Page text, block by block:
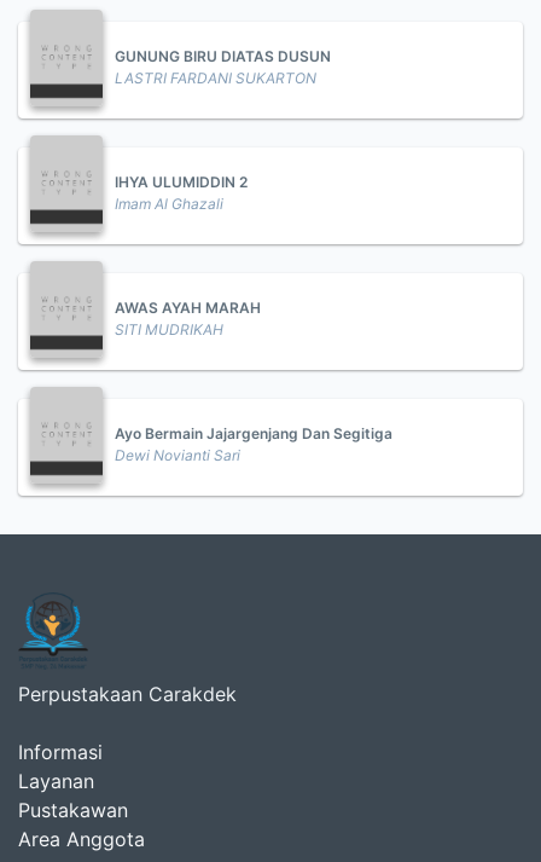
GUNUNG BIRU DIATAS DUSUN
LASTRI FARDANI SUKARTON
IHYA ULUMIDDIN 2
Imam Al Ghazali
AWAS AYAH MARAH
SITI MUDRIKAH
Ayo Bermain Jajargenjang Dan Segitiga
Dewi Novianti Sari
Perpustakaan Carakdek
Informasi
Layanan
Pustakawan
Area Anggota